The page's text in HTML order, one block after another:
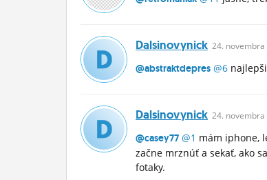
Dalsinovynick 24. novembra
@abstraktdepres @6
Dalsinovynick 24. novembra
@casey77 @1 mám iphone,
začne mrznúť a sekať, ako
fotaky.